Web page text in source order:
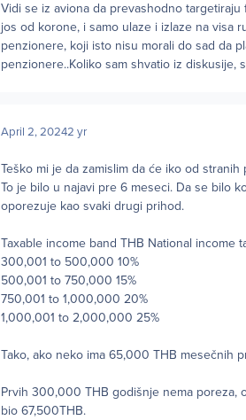
Vidi se iz aviona da prevashodno
jos od korone, i samo ulaze i izlaze na visa
penzionere, koji isto nisu morali do sad da
penzionere..Koliko sam shvatio iz diskusije,
April 2, 20242 yr
Teško mi je da zamislim da će iko od
To je bilo u najavi pre 6 meseci. Da se bilo
oporezuje kao svaki drugi prihod.
Taxable income band THB National income
300,001 to 500,000 10%
500,001 to 750,000 15%
750,001 to 1,000,000 20%
1,000,001 to 2,000,000 25%
Tako, ako neko ima 65,000 THB mesečnih
Prvih 300,000 THB godišnje nema
bio 67,500THB.